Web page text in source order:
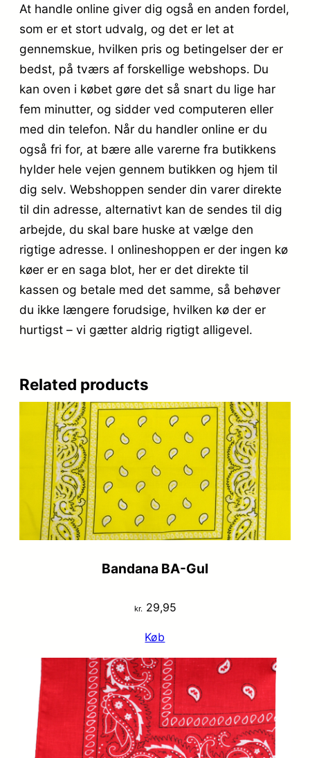
At handle online giver dig også en anden fordel,
som er et stort udvalg, og det er let at
gennemskue, hvilken pris og betingelser der er
bedst, på tværs af forskellige webshops. Du
kan oven i købet gøre det så snart du lige har
fem minutter, og sidder ved computeren eller
med din telefon. Når du handler online er du
også fri for, at bære alle varerne fra butikkens
hylder hele vejen gennem butikken og hjem til
dig selv. Webshoppen sender din varer direkte
til din adresse, alternativt kan de sendes til dig
arbejde, du skal bare huske at vælge den
rigtige adresse. I onlineshoppen er der ingen kø
køer er en saga blot, her er det direkte til
kassen og betale med det samme, så behøver
du ikke længere forudsige, hvilken kø der er
hurtigst – vi gætter aldrig rigtigt alligevel.
Related products
Bandana BA-Gul
kr. 29,95
Køb